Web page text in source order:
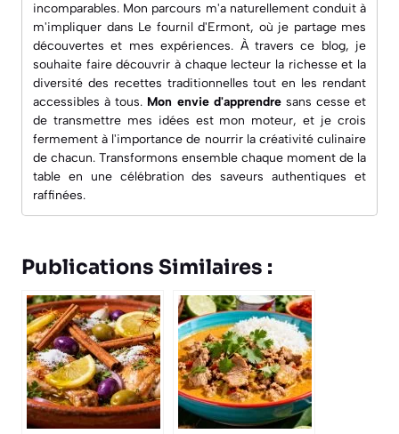
incomparables. Mon parcours m'a naturellement conduit à
m'impliquer dans Le fournil d'Ermont, où je partage mes
découvertes et mes expériences. À travers ce blog, je
souhaite faire découvrir à chaque lecteur la richesse et la
diversité des recettes traditionnelles tout en les rendant
accessibles à tous. Mon envie d'apprendresans cesse et
de transmettre mes idées est mon moteur, et je crois
fermement à l'importance de nourrir la créativité culinaire
de chacun. Transformons ensemble chaque moment de la
table en une célébration des saveurs authentiques et
raffinées.
Publications Similaires :